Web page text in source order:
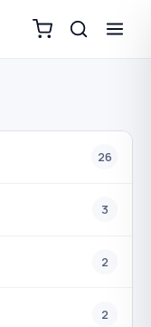
26
3
2
2